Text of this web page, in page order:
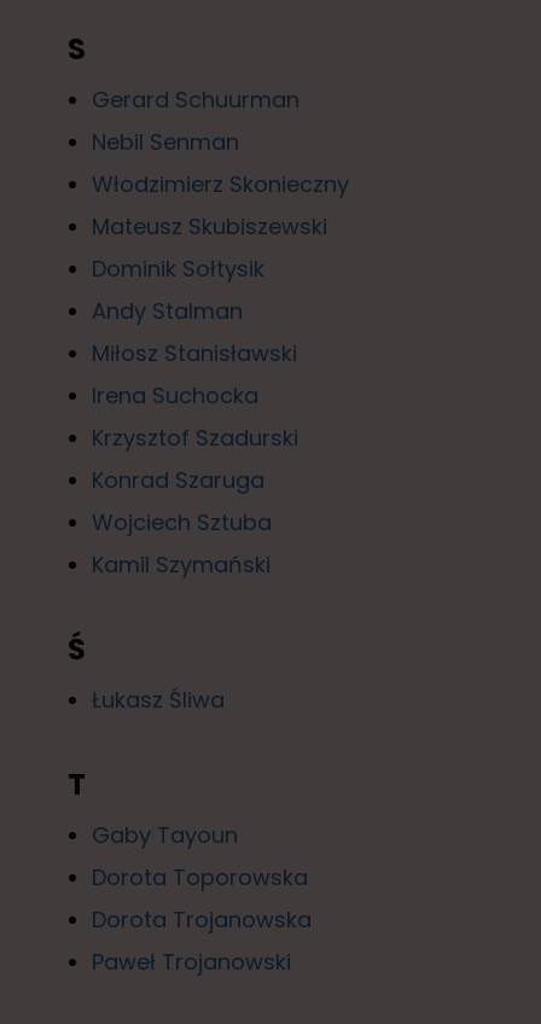
S
Gerard Schuurman
Nebil Senman
Włodzimierz Skonieczny
Mateusz Skubiszewski
Dominik Sołtysik
Andy Stalman
Miłosz Stanisławski
Irena Suchocka
Krzysztof Szadurski
Konrad Szaruga
Wojciech Sztuba
Kamil Szymański
Ś
Łukasz Śliwa
T
Gaby Tayoun
Dorota Toporowska
Dorota Trojanowska
Paweł Trojanowski